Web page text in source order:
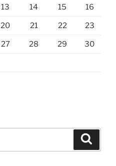
13 14 15 16
20 21 22 23
27 28 29 30